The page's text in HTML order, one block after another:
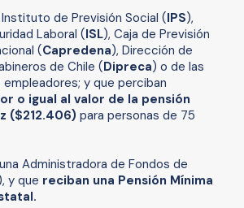
de Previsión Social (IPS),
Laboral (ISL), Caja de Previsión
(Capredena), Dirección de
de Chile (Dipreca) o de las
y que perciban
o igual al valor de la pensión
($212.406) para personas de 75
Administradora de Fondos de
y que reciban una Pensión Mínima